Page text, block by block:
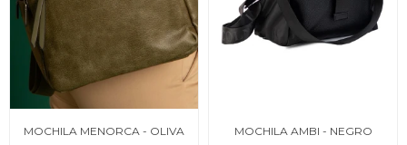
MOCHILA MENORCA - OLIVA MOCHILA AMBI - NEGRO